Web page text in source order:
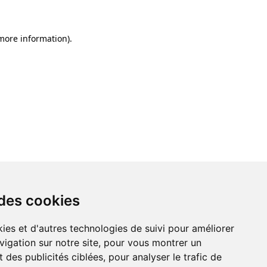
cookies
et d'autres technologies de suivi pour améliorer
sur notre site, pour vous montrer un
des publicités ciblées, pour analyser le trafic de
information).